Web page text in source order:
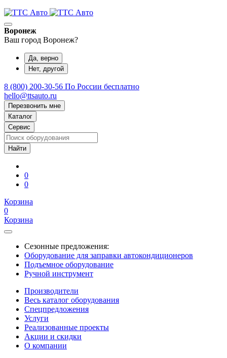
Воронеж
Ваш город Воронеж?
Да, верно
Нет, другой
8 (800) 200-30-56 По России бесплатно
hello@ttsauto.ru
Перезвонить мне
Каталог
Сервис
0
0
Корзина
0
Корзина
Сезонные предложения:
Оборудование для заправки автокондиционеров
Подъемное оборудование
Ручной инструмент
Производители
Весь каталог оборудования
Спецпредложения
Услуги
Реализованные проекты
Акции и скидки
О компании